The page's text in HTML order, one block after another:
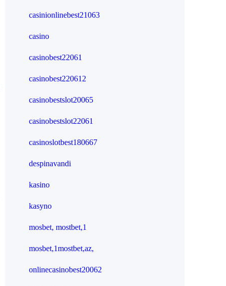
casinionlinebest21063
casino
casinobest22061
casinobest220612
casinobestslot20065
casinobestslot22061
casinoslotbest180667
despinavandi
kasino
kasyno
mosbet, mostbet,1
mosbet,1mostbet,az,
onlinecasinobest20062